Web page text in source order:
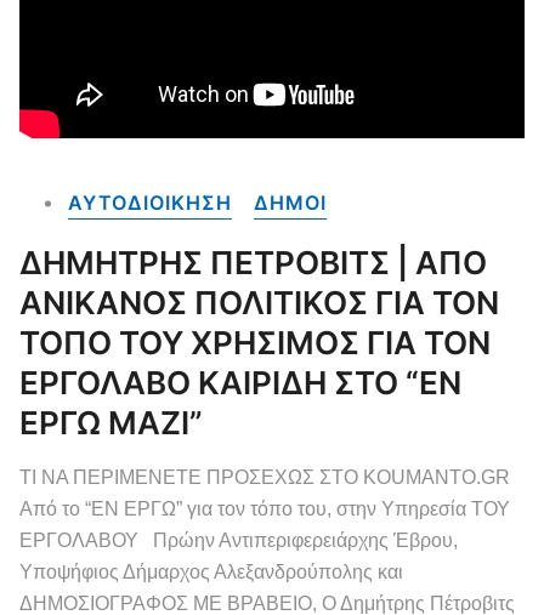
ΑΥΤΟΔΙΟΙΚΗΣΗ ΔΗΜΟΙ
ΔΗΜΗΤΡΗΣ ΠΕΤΡΟΒΙΤΣ | ΑΠΟ
ΑΝΙΚΑΝΟΣ ΠΟΛΙΤΙΚΟΣ ΓΙΑ ΤΟΝ
ΤΟΠΟ ΤΟΥ ΧΡΗΣΙΜΟΣ ΓΙΑ ΤΟΝ
ΕΡΓΟΛΑΒΟ ΚΑΙΡΙΔΗ ΣΤΟ “ΕΝ
ΕΡΓΩ ΜΑΖΙ”
ΤΙ ΝΑ ΠΕΡΙΜΕΝΕΤΕ ΠΡΟΣΕΧΩΣ ΣΤΟ KOUMANTO.GR
Από το “ΕΝ ΕΡΓΩ” για τον τόπο του, στην Υπηρεσία ΤΟΥ
ΕΡΓΟΛΑΒΟΥ Πρώην Αντιπεριφερειάρχης Έβρου,
Υποψήφιος Δήμαρχος Αλεξανδρούπολης και
ΔΗΜΟΣΙΟΓΡΑΦΟΣ ΜΕ ΒΡΑΒΕΙΟ, Ο Δημήτρης Πέτροβιτς